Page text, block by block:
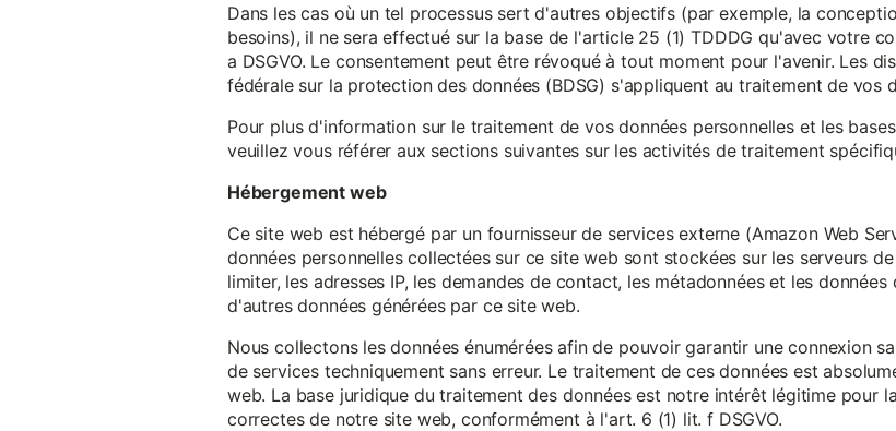
Dans les cas où un tel processus sert d'autres objectifs (par exemple, la
besoins), il ne sera effectué sur la base de l'article 25 (1) TDDDG qu'avec votre
a DSGVO. Le consentement peut être révoqué à tout moment pour l'avenir. Les
fédérale sur la protection des données (BDSG) s'appliquent au traitement de vos
Pour plus d'information sur le traitement de vos données personnelles et les
veuillez vous référer aux sections suivantes sur les activités de traitement
Hébergement web
Ce site web est hébergé par un fournisseur de services externe (Amazon Web
données personnelles collectées sur ce site web sont stockées sur les serveurs
limiter, les adresses IP, les demandes de contact, les métadonnées et les
d'autres données générées par ce site web.
Nous collectons les données énumérées afin de pouvoir garantir une connexion
de services techniquement sans erreur. Le traitement de ces données est
web. La base juridique du traitement des données est notre intérêt légitime pour
correctes de notre site web, conformément à l'art. 6 (1) lit. f DSGVO.